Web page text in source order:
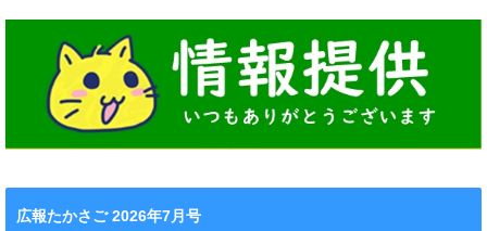
広報たかさご 2026年7月号